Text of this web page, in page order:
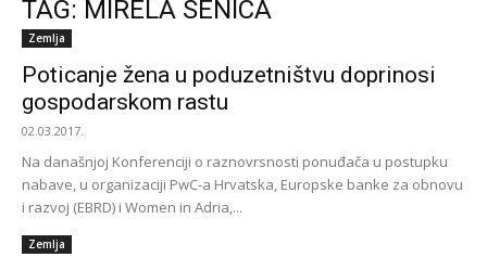
TAG: MIRELA SENICA
Zemlja
Poticanje žena u poduzetništvu doprinosi
gospodarskom rastu
02.03.2017.
Na današnjoj Konferenciji o raznovrsnosti ponuđača u postupku
nabave, u organizaciji PwC-a Hrvatska, Europske banke za obnovu
i razvoj (EBRD) i Women in Adria,...
Zemlja